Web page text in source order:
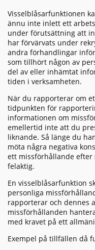
Visselblåsarfunktionen
ännu inte inlett ett
under förutsättning att
har förvärvats under
andra förhandlingar
som tillhört någon av
del av eller inhämtat
tiden i verksamheten.
När du rapporterar om
tidpunkten för
informationen om
emellertid inte att du
liknande. Så länge du
möta några negativa
ett missförhållande efter
felaktig.
En visselblåsarfunktion
personliga
rapporterar och dennes
missförhållanden
med kravet på ett
Exempel på tillfällen då